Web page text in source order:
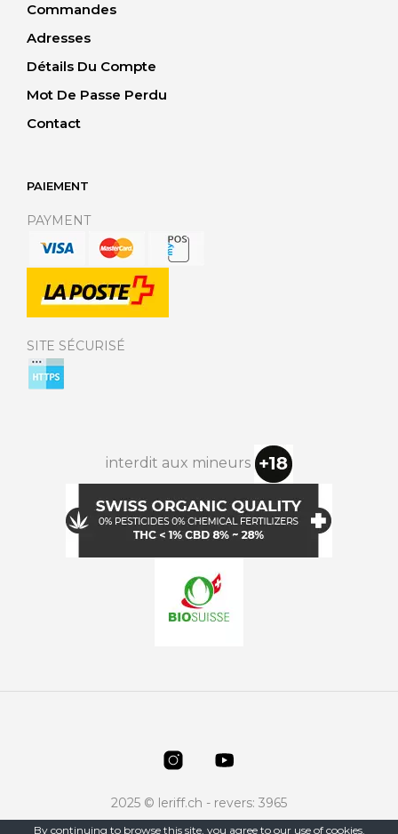
Commandes
Adresses
Détails Du Compte
Mot De Passe Perdu
Contact
PAIEMENT
PAYMENT
SITE SÉCURISÉ
interdit aux mineurs
2025 © leriff.ch - revers: 3965
By continuing to browse this site, you agree to our use of cookies.